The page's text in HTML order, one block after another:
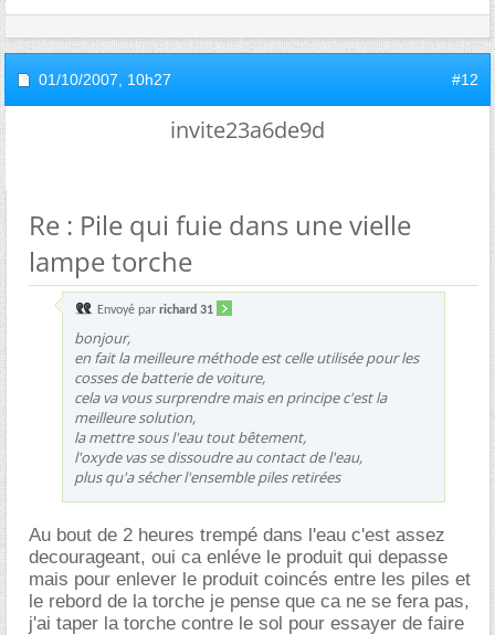
01/10/2007, 10h27 #12
invite23a6de9d
Re : Pile qui fuie dans une vielle
lampe torche
Envoyé par richard 31
bonjour,
en fait la meilleure méthode est celle utilisée pour les
cosses de batterie de voiture,
cela va vous surprendre mais en principe c'est la
meilleure solution,
la mettre sous l'eau tout bêtement,
l'oxyde vas se dissoudre au contact de l'eau,
plus qu'a sécher l'ensemble piles retirées
Au bout de 2 heures trempé dans l'eau c'est assez
decourageant, oui ca enléve le produit qui depasse
mais pour enlever le produit coincés entre les piles et
le rebord de la torche je pense que ca ne se fera pas,
j'ai taper la torche contre le sol pour essayer de faire